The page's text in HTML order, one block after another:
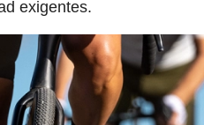
exigentes.